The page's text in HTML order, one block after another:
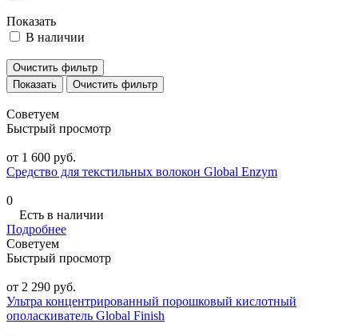
Показать
В наличии
Очистить фильтр
Очистить фильтр
Советуем
Быстрый просмотр
от 1 600 руб.
Средство для текстильных волокон Global Enzym
0
Есть в наличии
Подробнее
Советуем
Быстрый просмотр
от 2 290 руб.
Ультра концентрированный порошковый кислотный
ополаскиватель Global Finish